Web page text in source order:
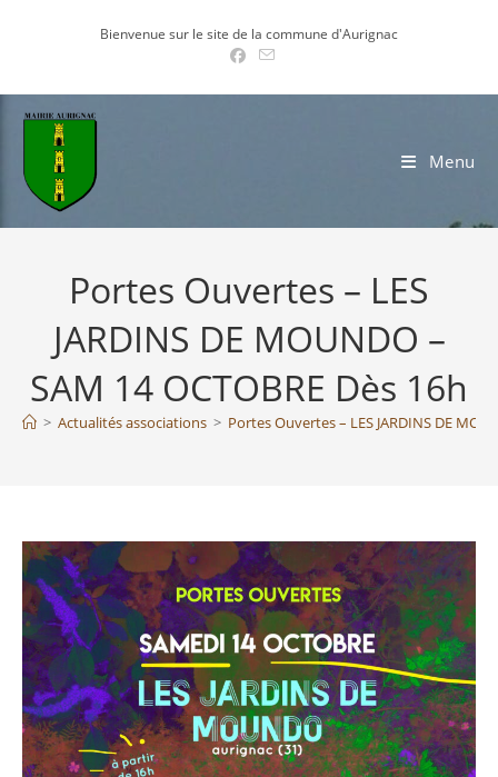
Bienvenue sur le site de la commune d'Aurignac
Menu
Portes Ouvertes – LES
JARDINS DE MOUNDO –
SAM 14 OCTOBRE Dès 16h
> Actualités associations > Portes Ouvertes – LES JARDINS DE